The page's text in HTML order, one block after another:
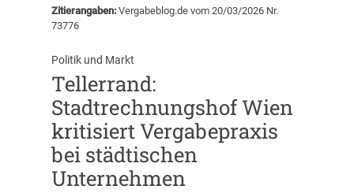
Zitierangaben:Vergabeblog.de vom 20/03/2026 Nr.
73776
Politik und Markt
Tellerrand:
Stadtrechnungshof Wien
kritisiert Vergabepraxis
bei städtischen
Unternehmen